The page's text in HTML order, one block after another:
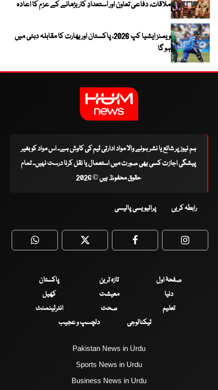
ملاقات، دفاعی تعاون اور استعدادِ کار بڑھانے کے عزم کا اعادہ
ویمنز ایشیا کپ 2026، پاکستان اور بھارت کا مقابلہ دبئی میں
ہو گا
ہم نیوز پر شائع یا نشر ہونے والا مواد ادارتی ٹیم کی کاوش ہے۔ اس مواد کو بغیر
پیشگی اجازت کسی بھی صورت میں استعمال یا نقل کرنا درست نہیں۔ تمام
حقوق محفوظ ہیں © 2026
رابطہ کریں پرائیویسی پالیسی
WhatsApp Twitter Facebook
صفحۂ اول تازہ ترین
پاکستان
دنیا
معیشت
کھیل
تعلیم
صحت
انٹرٹینمنٹ
ٹیکنالوجی
دلچسپ و عجیب
Pakistan News in Urdu
Sports News in Urdu
Business News in Urdu